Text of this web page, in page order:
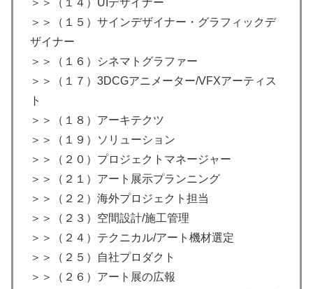
＞＞（１４）UIデザイナー
＞＞（１５）サインデザイナー・グラフィックデ
ザイナー
＞＞（１６）シネマトグラファー
＞＞（１７）3DCGアニメーター/VFXアーティス
ト
＞＞（１８）アーキテクツ
＞＞（１９）ソリューション
＞＞（２０）プロジェクトマネージャー
＞＞（２１）アート展示プランニング
＞＞（２２）海外プロジェクト担当
＞＞（２３）空間設計/施工管理
＞＞（２４）テクニカル/アート機材選定
＞＞（２５）自社プロダクト
＞＞（２６）アート展の広報